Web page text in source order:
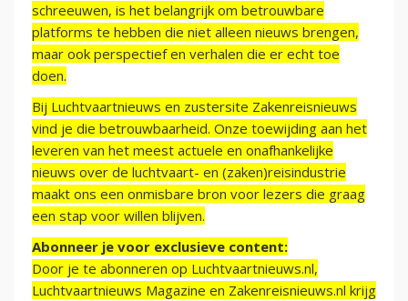
schreeuwen, is het belangrijk om betrouwbare
platforms te hebben die niet alleen nieuws brengen,
maar ook perspectief en verhalen die er echt toe
doen.
Bij Luchtvaartnieuws en zustersite Zakenreisnieuws
vind je die betrouwbaarheid. Onze toewijding aan het
leveren van het meest actuele en onafhankelijke
nieuws over de luchtvaart- en (zaken)reisindustrie
maakt ons een onmisbare bron voor lezers die graag
een stap voor willen blijven.
Abonneer je voor exclusieve content:
Door je te abonneren op Luchtvaartnieuws.nl,
Luchtvaartnieuws Magazine en Zakenreisnieuws.nl krijg